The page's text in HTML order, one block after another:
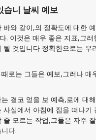
습니 날씨 예보
바와 같이,의 정확도에 대한
. 이것은 매우 좋은 지표,그
될 것입니다 정확한으로는 우
로는 그들은 예보,그러나 매
결코 얻을 보 예측,로에 대
사실에서 아침에 집을 떠나기
줄 모르는 작업,그들은 자주
다.